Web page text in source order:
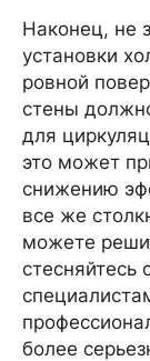
Наконец, не
установки
ровной
стены
для
это может
снижению
все же
можете
стесняйтесь
более